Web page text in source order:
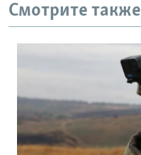
Смотрите также